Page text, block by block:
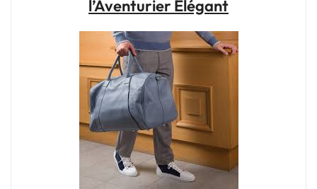
l’Aventurier Élégant